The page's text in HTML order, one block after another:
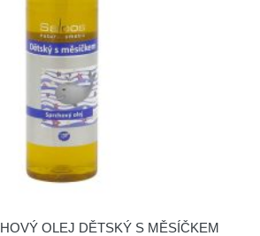
OLEJ DĚTSKÝ S MĚSÍČKEM